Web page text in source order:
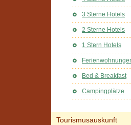
3 Sterne Hotels
2 Sterne Hotels
1 Stern Hotels
Bed & Breakfast
Campingplätze
Tourismusauskunft